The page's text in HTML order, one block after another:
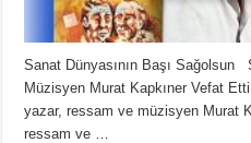
Sanat Dünyasının Başı
Müzisyen Murat Kapkıner Vefat
yazar, ressam ve müzisyen Murat
ressam ve …